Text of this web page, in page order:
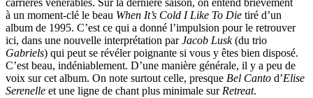
carrières vénérables. Sur la dernière saison, on entend brièvement
à un moment-clé le beau When It’s Cold I Like To Die tiré d’un
album de 1995. C’est ce qui a donné l’impulsion pour le retrouver
ici, dans une nouvelle interprétation parJacob Lusk(du trio
Gabriels) qui peut se révéler poignante si vous y êtes bien disposé.
C’est beau, indéniablement. D’une manière générale, il y a peu de
voix sur cet album. On note surtout celle, presque Bel Canto d’Elise
Serenelle et une ligne de chant plus minimale sur Retreat.